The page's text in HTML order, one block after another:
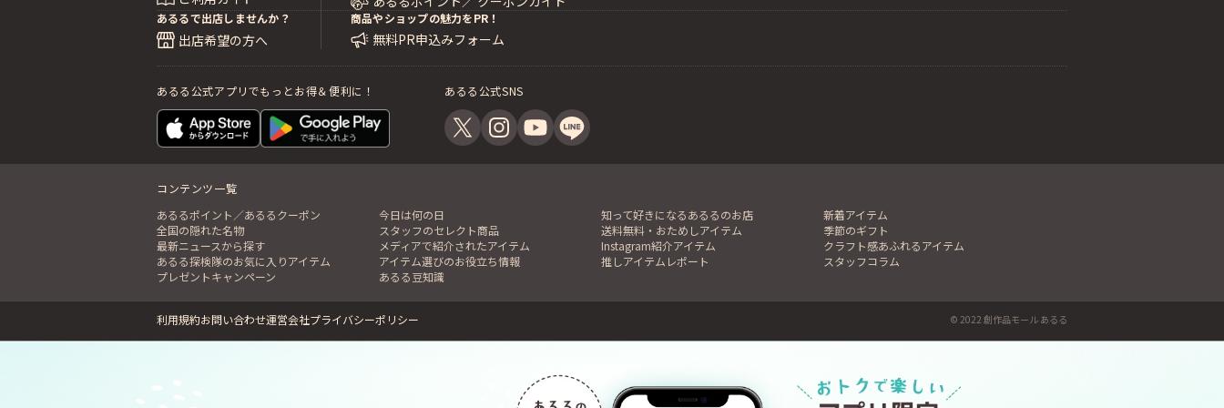
あるるで出店しませんか？
出店希望の方へ
商品やショップの魅力をPR！
無料PR申込みフォーム
あるる公式アプリでもっとお得＆便利に！ あるる公式SNS
コンテンツ一覧
あるるポイント／あるるクーポン
今日は何の日 知って好きになるあるるのお店
新着アイテム
全国の隠れた名物
スタッフのセレクト商品 送料無料・おためしアイテム
季節のギフト
最新ニュースから探す
メディアで紹介されたアイテム Instagram紹介アイテム
クラフト感あふれるアイテム
あるる探検隊のお気に入りアイテム
アイテム選びのお役立ち情報 推しアイテムレポート
スタッフコラム
プレゼントキャンペーン
あるる豆知識
利用規約お問い合わせ運営会社プライバシーポリシー © 2022 創作品モール あるる